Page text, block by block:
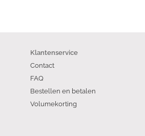
Klantenservice
Contact
FAQ
Bestellen en betalen
Volumekorting